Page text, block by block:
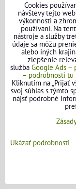
Obchodné
Obchodné
Ochrana
Reklamačný
Cookies
návštevy tejto
výkonnosti a
používaní. Na
nástroje a služby
údaje sa môžu
alebo iných
zlepšenie
služba Google Ads –
– podrobnosti tu
Kliknutím na „Prijať
svoj súhlas s týmto
nájsť podrobné
Ukázať podrobnosti